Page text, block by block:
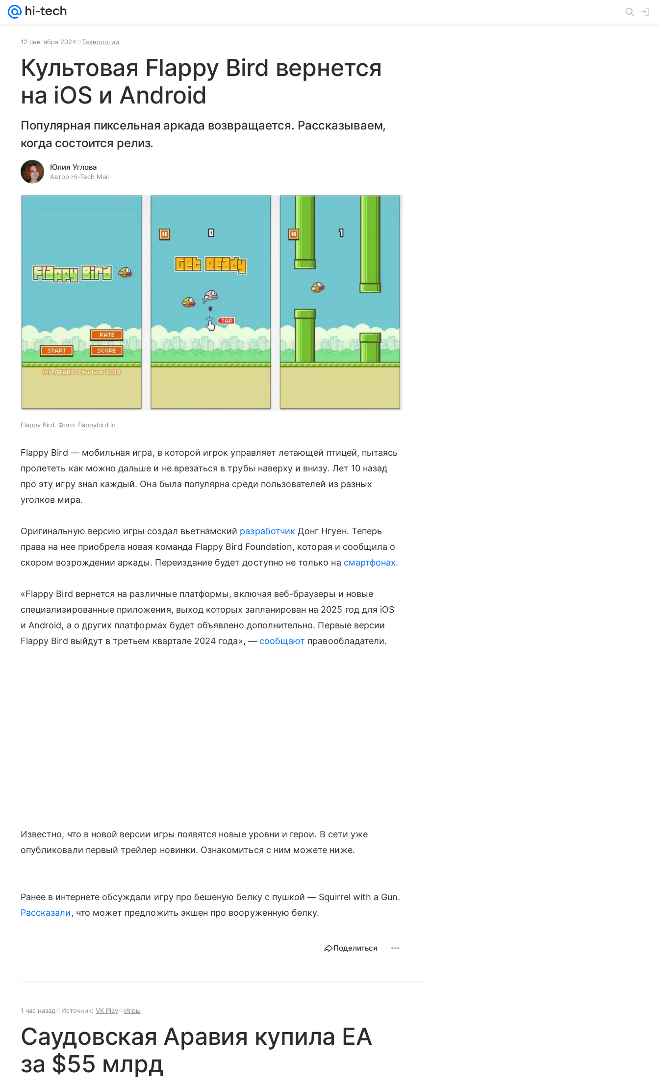
12 сентября 2024 Технологии
Культовая Flappy Bird вернется
на iOS и Android
Популярная пиксельная аркада возвращается. Рассказываем,
когда состоится релиз.
Юлия Углова
Автор Hi-Tech Mail
Flappy Bird. Фото: flappybird.io
Flappy Bird — мобильная игра, в которой игрок управляет летающей птицей, пытаясь
пролететь как можно дальше и не врезаться в трубы наверху и внизу. Лет 10 назад
про эту игру знал каждый. Она была популярна среди пользователей из разных
уголков мира.
Оригинальную версию игры создал вьетнамский разработчик Донг Нгуен. Теперь
права на нее приобрела новая команда Flappy Bird Foundation, которая и сообщила о
скором возрождении аркады. Переиздание будет доступно не только на смартфонах.
«Flappy Bird вернется на различные платформы, включая веб-браузеры и новые
специализированные приложения, выход которых запланирован на 2025 год для iOS
и Android, а о других платформах будет объявлено дополнительно. Первые версии
Flappy Bird выйдут в третьем квартале 2024 года», — сообщают правообладатели.
Известно, что в новой версии игры появятся новые уровни и герои. В сети уже
опубликовали первый трейлер новинки. Ознакомиться с ним можете ниже.
Ранее в интернете обсуждали игру про бешеную белку с пушкой — Squirrel with a Gun.
Рассказали, что может предложить экшен про вооруженную белку.
Поделиться
1 час назад Источник: VK Play Игры
Саудовская Аравия купила EA
за $55 млрд